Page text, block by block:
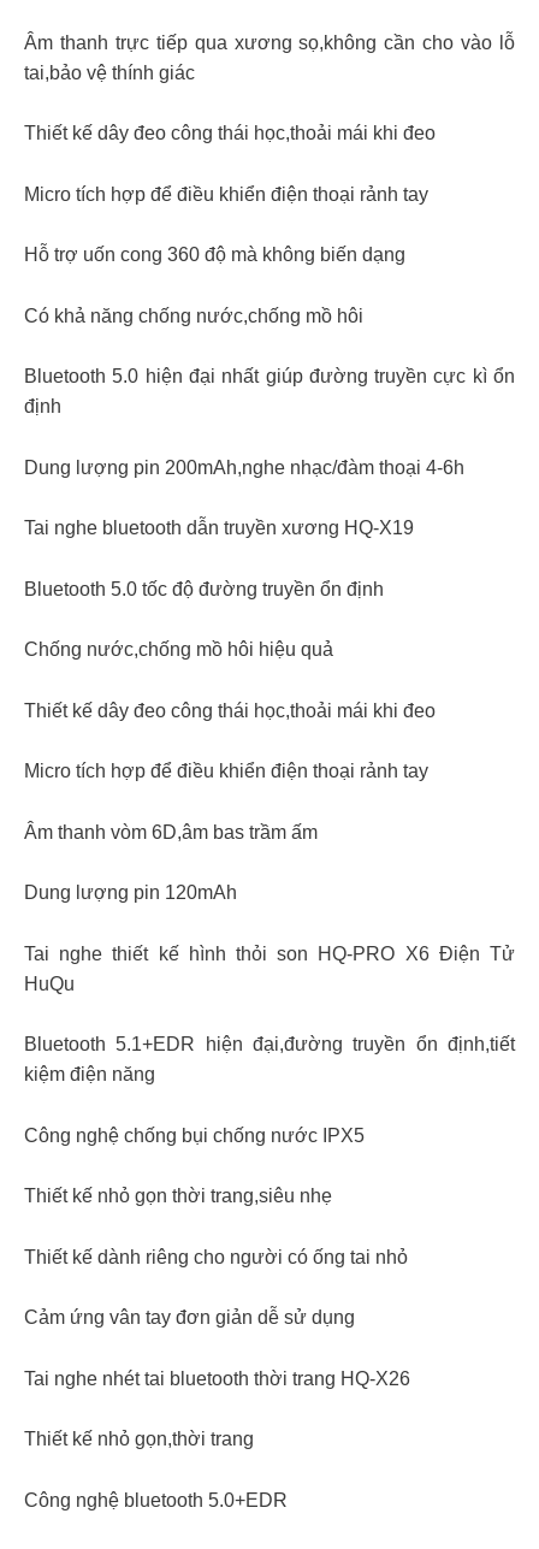
Âm thanh trực tiếp qua xương sọ,không cần cho vào lỗ
tai,bảo vệ thính giác
Thiết kế dây đeo công thái học,thoải mái khi đeo
Micro tích hợp để điều khiển điện thoại rảnh tay
Hỗ trợ uốn cong 360 độ mà không biến dạng
Có khả năng chống nước,chống mồ hôi
Bluetooth 5.0 hiện đại nhất giúp đường truyền cực kì ổn
định
Dung lượng pin 200mAh,nghe nhạc/đàm thoại 4-6h
Tai nghe bluetooth dẫn truyền xương HQ-X19
Bluetooth 5.0 tốc độ đường truyền ổn định
Chống nước,chống mồ hôi hiệu quả
Thiết kế dây đeo công thái học,thoải mái khi đeo
Micro tích hợp để điều khiển điện thoại rảnh tay
Âm thanh vòm 6D,âm bas trầm ấm
Dung lượng pin 120mAh
Tai nghe thiết kế hình thỏi son HQ-PRO X6 Điện Tử
HuQu
Bluetooth 5.1+EDR hiện đại,đường truyền ổn định,tiết
kiệm điện năng
Công nghệ chống bụi chống nước IPX5
Thiết kế nhỏ gọn thời trang,siêu nhẹ
Thiết kế dành riêng cho người có ống tai nhỏ
Cảm ứng vân tay đơn giản dễ sử dụng
Tai nghe nhét tai bluetooth thời trang HQ-X26
Thiết kế nhỏ gọn,thời trang
Công nghệ bluetooth 5.0+EDR